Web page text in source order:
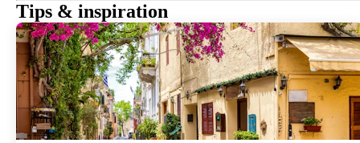
Tips & inspiration